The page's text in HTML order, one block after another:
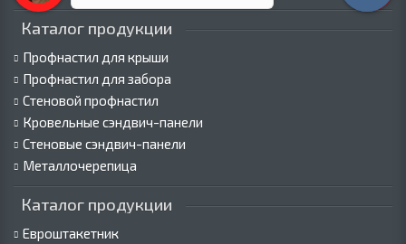
Каталог продукции
Профнастил для крыши
Профнастил для забора
Стеновой профнастил
Кровельные сэндвич-панели
Стеновые сэндвич-панели
Металлочерепица
Каталог продукции
Евроштакетник